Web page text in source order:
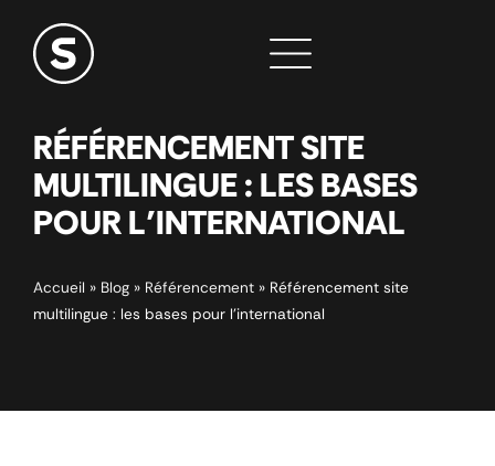
RÉFÉRENCEMENT SITE
MULTILINGUE : LES BASES
POUR L’INTERNATIONAL
Accueil » Blog » Référencement » Référencement site
multilingue : les bases pour l’international